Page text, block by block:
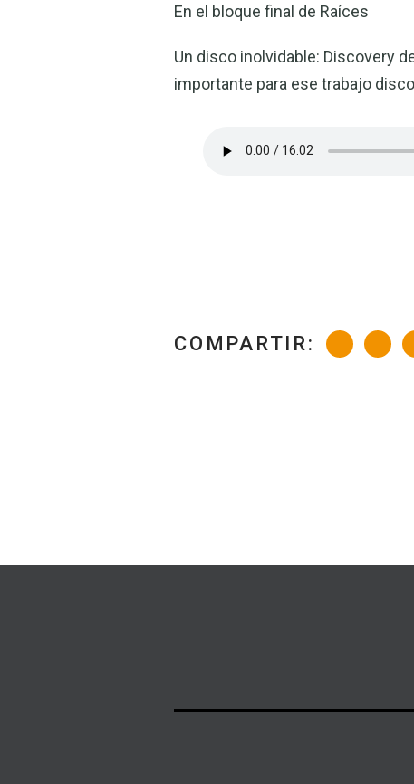
En el bloque final de Raíces
Un disco inolvidable: Discovery
importante para ese trabajo
COMPARTIR: